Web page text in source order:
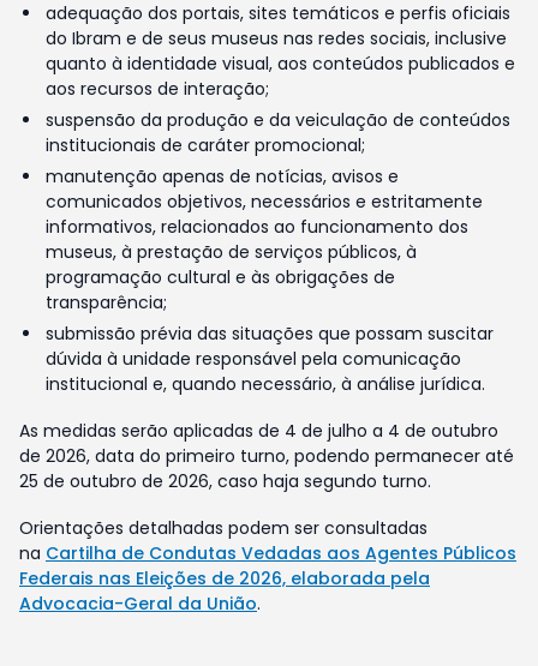
adequação dos portais, sites temáticos e perfis oficiais
do Ibram e de seus museus nas redes sociais, inclusive
quanto à identidade visual, aos conteúdos publicados e
aos recursos de interação;
suspensão da produção e da veiculação de conteúdos
institucionais de caráter promocional;
manutenção apenas de notícias, avisos e
comunicados objetivos, necessários e estritamente
informativos, relacionados ao funcionamento dos
museus, à prestação de serviços públicos, à
programação cultural e às obrigações de
transparência;
submissão prévia das situações que possam suscitar
dúvida à unidade responsável pela comunicação
institucional e, quando necessário, à análise jurídica.
As medidas serão aplicadas de 4 de julho a 4 de outubro
de 2026, data do primeiro turno, podendo permanecer até
25 de outubro de 2026, caso haja segundo turno.
Orientações detalhadas podem ser consultadas
na Cartilha de Condutas Vedadas aos Agentes Públicos
Federais nas Eleições de 2026, elaborada pela
Advocacia-Geral da União.